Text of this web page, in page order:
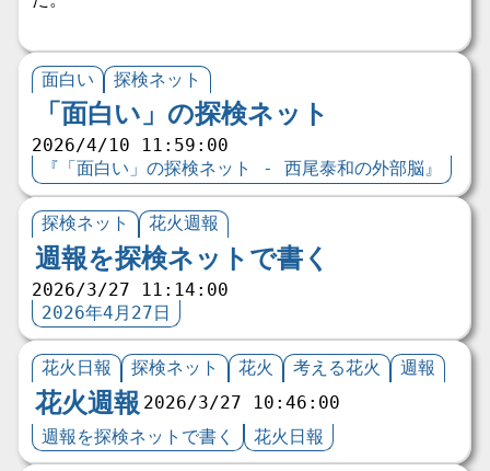
面白い 探検ネット
「面白い」の探検ネット
2026/4/10 11:59:00
『「面白い」の探検ネット - 西尾泰和の外部脳』
探検ネット 花火週報
週報を探検ネットで書く
2026/3/27 11:14:00
2026年4月27日
花火日報 探検ネット 花火 考える花火 週報
花火週報 2026/3/27 10:46:00
週報を探検ネットで書く
花火日報